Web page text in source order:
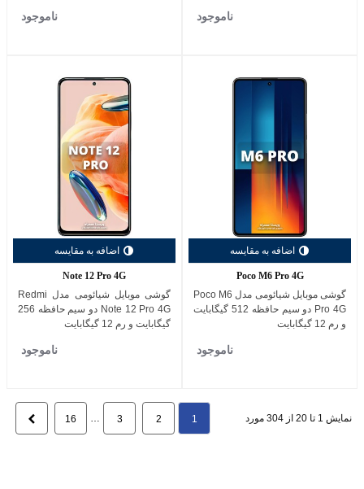
ناموجود ناموجود
اضافه به مقایسه
Poco M6 Pro 4G
گوشی موبایل شیائومی مدل Poco M6
Pro 4G دو سیم حافظه 512 گیگابایت
و رم 12 گیگابایت
ناموجود
اضافه به مقایسه
Note 12 Pro 4G
گوشی موبایل شیائومی مدل Redmi
Note 12 Pro 4G دو سیم حافظه 256
گیگابایت و رم 12 گیگابایت
ناموجود
نمایش 1 تا 20 از 304 مورد 1
2
3
…
16